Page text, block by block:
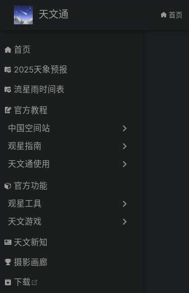
跳至主要內容
天文通 首页
首页
2025天象预报
流星雨时间表
官方教程
中国空间站
观星指南
天文通使用
官方功能
观星工具
天文游戏
天文新知
摄影画廊
下载